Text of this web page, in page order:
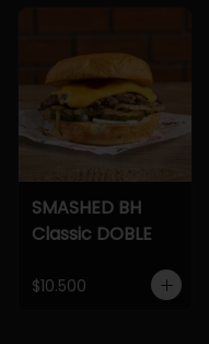
SMASHED BH
Classic DOBLE
$10.500